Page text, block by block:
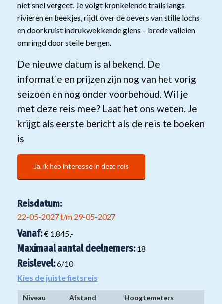
niet snel vergeet. Je volgt kronkelende trails langs
rivieren en beekjes, rijdt over de oevers van stille lochs
en doorkruist indrukwekkende glens – brede valleien
omringd door steile bergen.
De nieuwe datum is al bekend. De
informatie en prijzen zijn nog van het vorig
seizoen en nog onder voorbehoud. Wil je
met deze reis mee? Laat het ons weten. Je
krijgt als eerste bericht als de reis te boeken
is
Ja, ik heb interesse in deze reis
Reisdatum:
22-05-2027 t/m 29-05-2027
Vanaf:€ 1.845,-
Maximaal aantal deelnemers:18
Reislevel:6/10
Kies de juiste fietsreis
Niveau Afstand Hoogtemeters